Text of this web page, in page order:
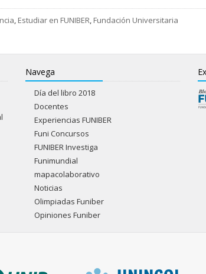
, Estudiar en FUNIBER, Fundación Universitaria
Navega
Día del libro 2018
Docentes
Experiencias FUNIBER
Funi Concursos
FUNIBER Investiga
Funimundial
mapacolaborativo
Noticias
Olimpiadas Funiber
Opiniones Funiber